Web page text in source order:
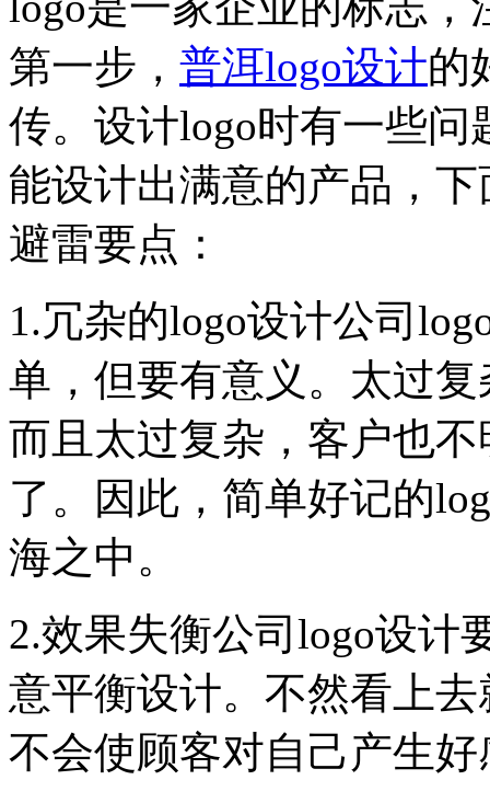
第一步， 普洱logo设计的
传。设计logo时有一些
能设计出满意的产品，
避雷要点：
1.冗杂的logo设计公司
单，但要有意义。太过
而且太过复杂，客户也
了。因此，简单好记的
海之中。
2.效果失衡公司logo设计
意平衡设计。不然看上
不会使顾客对自己产生好